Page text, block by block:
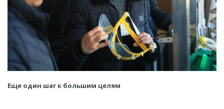
Еще один шаг к большим целям